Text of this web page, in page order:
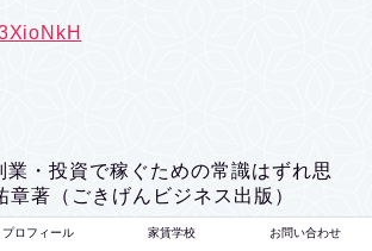
業・投資で稼ぐための常識はずれ思
章著（ごきげんビジネス出版）
プロフィール 家賃学校 お問い合わせ